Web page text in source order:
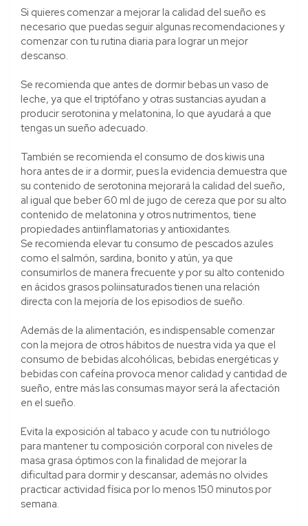
Si quieres comenzar a mejorar la calidad del sueño es
necesario que puedas seguir algunas recomendaciones y
comenzar con tu rutina diaria para lograr un mejor
descanso.
Se recomienda que antes de dormir bebas un vaso de
leche, ya que el triptófano y otras sustancias ayudan a
producir serotonina y melatonina, lo que ayudará a que
tengas un sueño adecuado.
También se recomienda el consumo de dos kiwis una
hora antes de ir a dormir, pues la evidencia demuestra que
su contenido de serotonina mejorará la calidad del sueño,
al igual que beber 60 ml de jugo de cereza que por su alto
contenido de melatonina y otros nutrimentos, tiene
propiedades antiinflamatorias y antioxidantes.
Se recomienda elevar tu consumo de pescados azules
como el salmón, sardina, bonito y atún, ya que
consumirlos de manera frecuente y por su alto contenido
en ácidos grasos poliinsaturados tienen una relación
directa con la mejoría de los episodios de sueño.
Además de la alimentación, es indispensable comenzar
con la mejora de otros hábitos de nuestra vida ya que el
consumo de bebidas alcohólicas, bebidas energéticas y
bebidas con cafeína provoca menor calidad y cantidad de
sueño, entre más las consumas mayor será la afectación
en el sueño.
Evita la exposición al tabaco y acude con tu nutriólogo
para mantener tu composición corporal con niveles de
masa grasa óptimos con la finalidad de mejorar la
dificultad para dormir y descansar, además no olvides
practicar actividad física por lo menos 150 minutos por
semana.